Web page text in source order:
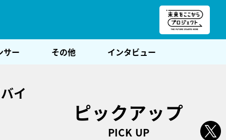
サー その他 インタビュー
イ
ピックアップ
PICK UP